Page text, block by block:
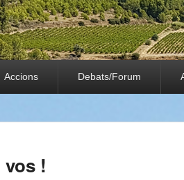
Accions Debats/Forum
!